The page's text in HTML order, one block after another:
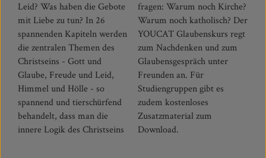
Leid? Was haben die Gebote
mit Liebe zu tun? In 26
spannenden Kapiteln werden
die zentralen Themen des
Christseins - Gott und
Glaube, Freude und Leid,
Himmel und Hölle - so
spannend und tierschürfend
behandelt, dass man die
innere Logik des Christseins
fragen: Warum noch Kirche?
Warum noch katholisch? Der
YOUCAT Glaubenskurs regt
zum Nachdenken und zum
Glaubensgespräch unter
Freunden an. Für
Studiengruppen gibt es
zudem kostenloses
Zusatzmaterial zum
Download.